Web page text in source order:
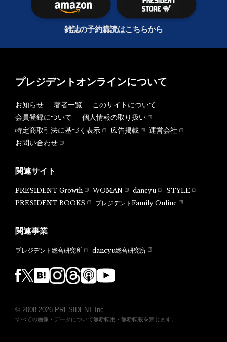
雑誌の予約購読はこちらから
プレジデントオンラインについて
お知らせ 著者一覧
このサイトについて
会員登録について
個人情報の取り扱い
特定商取引法に基づく表示
広告掲載
運営会社
お問い合わせ
関連サイト
PRESIDENT Growth WOMAN dancyu
STYLE
PRESIDENT BOOKS
プレジデントFamily Online
関連事業
プレジデント総合研究所 dancyu総合研究所
© 2008-2026 PRESIDENT Inc.
すべての画像・データについて無断転用・無断転載を禁じます。